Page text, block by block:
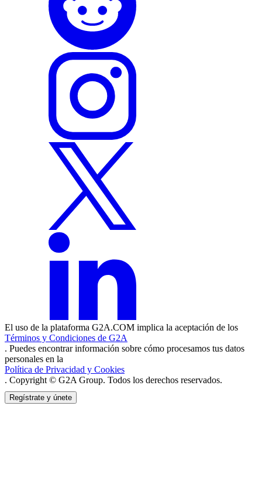
El uso de la plataforma G2A.COM implica la aceptación de los
Términos y Condiciones de G2A
. Puedes encontrar información sobre cómo procesamos tus datos
personales en la
Política de Privacidad y Cookies
. Copyright © G2A Group. Todos los derechos reservados.
Regístrate y únete